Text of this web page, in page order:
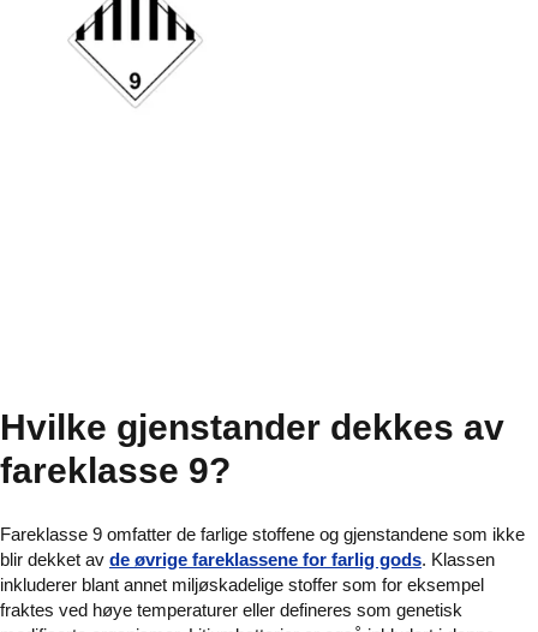
Hvilke gjenstander dekkes av
fareklasse 9?
Fareklasse 9 omfatter de farlige stoffene og gjenstandene som ikke
blir dekket av de øvrige fareklassene for farlig gods. Klassen
inkluderer blant annet miljøskadelige stoffer som for eksempel
fraktes ved høye temperaturer eller defineres som genetisk